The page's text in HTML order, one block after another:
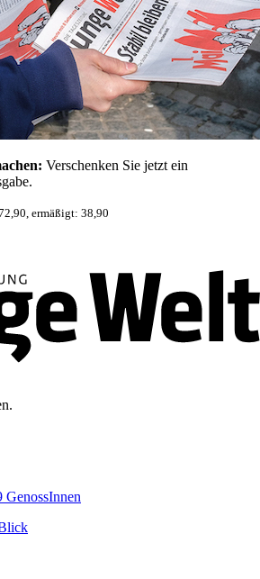
Verschenken Sie jetzt ein
ermäßigt: 38,90
GenossInnen